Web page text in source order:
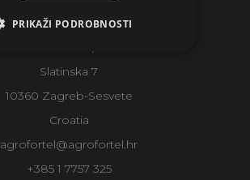
Slatinska 7
10360 Zagreb-Sesvete
Croatia
agrofortel@agrofortel.hr
+385 1 7757 325
PRIKAŽI PODROBNOSTI